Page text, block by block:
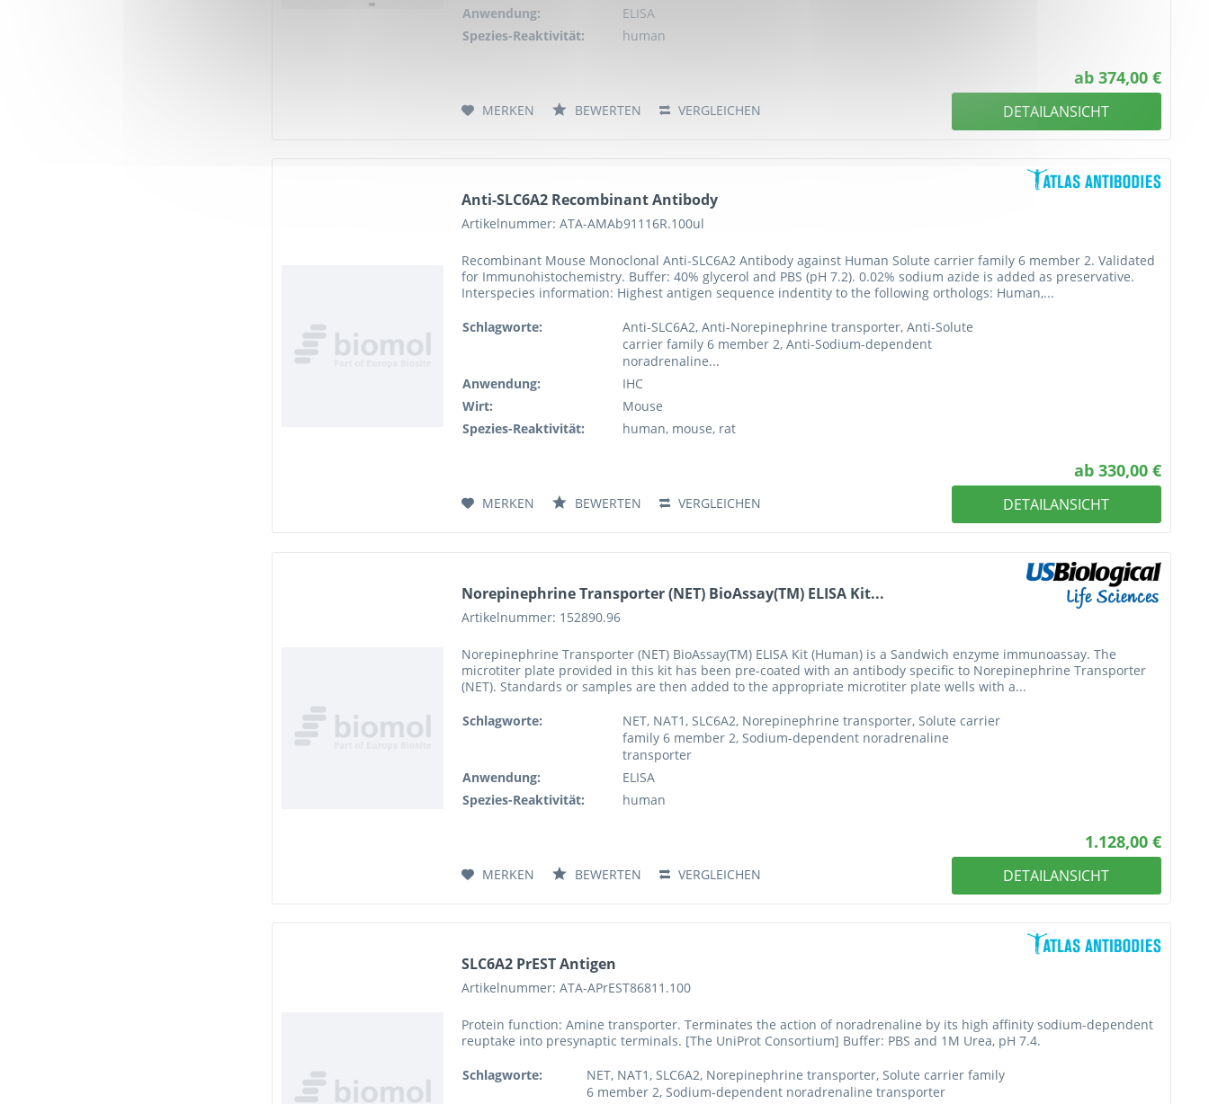
Anwendung:
ELISA
Spezies-Reaktivität:
human
ab 374,00 €
DETAILANSICHT
VERGLEICHEN
BEWERTEN
MERKEN
Anti-SLC6A2 Recombinant Antibody
Artikelnummer: ATA-AMAb91116R.100ul
Recombinant Mouse Monoclonal Anti-SLC6A2 Antibody against Human Solute carrier family 6 member 2. Validated
for Immunohistochemistry. Buffer: 40% glycerol and PBS (pH 7.2). 0.02% sodium azide is added as preservative.
Interspecies information: Highest antigen sequence indentity to the following orthologs: Human,...
Schlagworte:
Anti-SLC6A2, Anti-Norepinephrine transporter, Anti-Solute
carrier family 6 member 2, Anti-Sodium-dependent
noradrenaline...
Anwendung:
IHC
Wirt:
Mouse
Spezies-Reaktivität:
human, mouse, rat
ab 330,00 €
DETAILANSICHT
VERGLEICHEN
BEWERTEN
MERKEN
Norepinephrine Transporter (NET) BioAssay(TM) ELISA Kit...
Artikelnummer: 152890.96
Norepinephrine Transporter (NET) BioAssay(TM) ELISA Kit (Human) is a Sandwich enzyme immunoassay. The
microtiter plate provided in this kit has been pre-coated with an antibody specific to Norepinephrine Transporter
(NET). Standards or samples are then added to the appropriate microtiter plate wells with a...
Schlagworte:
NET, NAT1, SLC6A2, Norepinephrine transporter, Solute carrier
family 6 member 2, Sodium-dependent noradrenaline
transporter
Anwendung:
ELISA
Spezies-Reaktivität:
human
1.128,00 €
DETAILANSICHT
VERGLEICHEN
BEWERTEN
MERKEN
SLC6A2 PrEST Antigen
Artikelnummer: ATA-APrEST86811.100
Protein function: Amine transporter. Terminates the action of noradrenaline by its high affinity sodium-dependent
reuptake into presynaptic terminals. [The UniProt Consortium] Buffer: PBS and 1M Urea, pH 7.4.
Schlagworte:
NET, NAT1, SLC6A2, Norepinephrine transporter, Solute carrier family
6 member 2, Sodium-dependent noradrenaline transporter